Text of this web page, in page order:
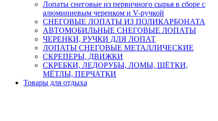
Лопаты снеговые из первичного сырья в сборе с
алюминиевым черенком и V-ручкой
СНЕГОВЫЕ ЛОПАТЫ ИЗ ПОЛИКАРБОНАТА
АВТОМОБИЛЬНЫЕ СНЕГОВЫЕ ЛОПАТЫ
ЧЕРЕНКИ, РУЧКИ ДЛЯ ЛОПАТ
ЛОПАТЫ СНЕГОВЫЕ МЕТАЛЛИЧЕСКИЕ
СКРЕПЕРЫ, ДВИЖКИ
СКРЕБКИ, ЛЕДОРУБЫ, ЛОМЫ, ЩЁТКИ,
МЁТЛЫ, ПЕРЧАТКИ
Товары для отдыха